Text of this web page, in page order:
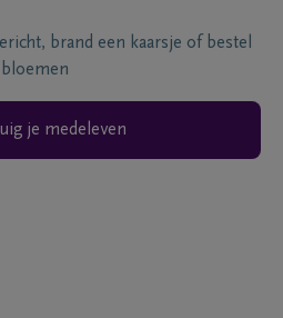
brand een kaarsje of bestel
bloemen
je medeleven